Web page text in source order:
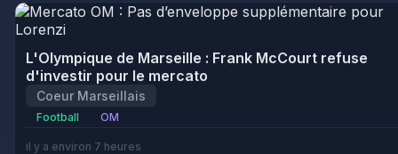
L'Olympique de Marseille : Frank McCourt refuse
d'investir pour le mercato
Coeur Marseillais
Football OM
il y a environ 7 heures